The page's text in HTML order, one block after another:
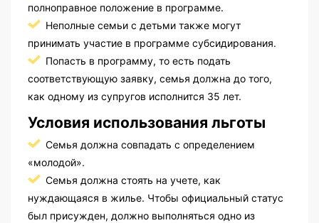
полноправное положение в программе.
Неполные семьи с детьми также могут
принимать участие в программе субсидирования.
Попасть в программу, то есть подать
соответствующую заявку, семья должна до того,
как одному из супругов исполнится 35 лет.
Условия использования льготы
Семья должна совпадать с определением
«молодой».
Семья должна стоять на учете, как
нуждающаяся в жилье. Чтобы официальный статус
был присужден, должно выполняться одно из